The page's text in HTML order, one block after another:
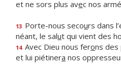
et ne sors plus avec nos
13 Porte-nous secours dans
néant, le salut qui vient des
14 Avec Dieu nous ferons des
et lui piétinera nos